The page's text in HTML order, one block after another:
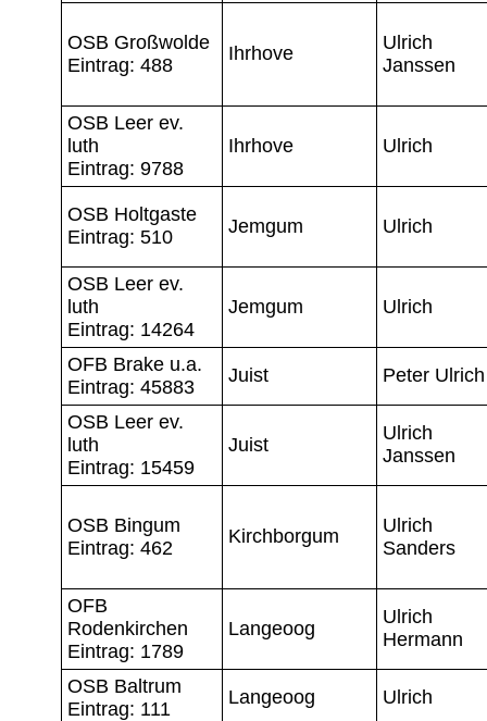
OSB Großwolde
Eintrag: 488
Ihrhove
Ulrich
Janssen
OSB Leer ev.
luth
Eintrag: 9788
Ihrhove Ulrich
OSB Holtgaste
Eintrag: 510
Jemgum Ulrich
OSB Leer ev.
luth
Eintrag: 14264
Jemgum Ulrich
OFB Brake u.a.
Eintrag: 45883
Juist Peter Ulrich
OSB Leer ev.
luth
Eintrag: 15459
Juist
Ulrich
Janssen
OSB Bingum
Eintrag: 462
Kirchborgum
Ulrich
Sanders
OFB
Rodenkirchen
Eintrag: 1789
Langeoog
Ulrich
Hermann
OSB Baltrum
Eintrag: 111
Langeoog Ulrich